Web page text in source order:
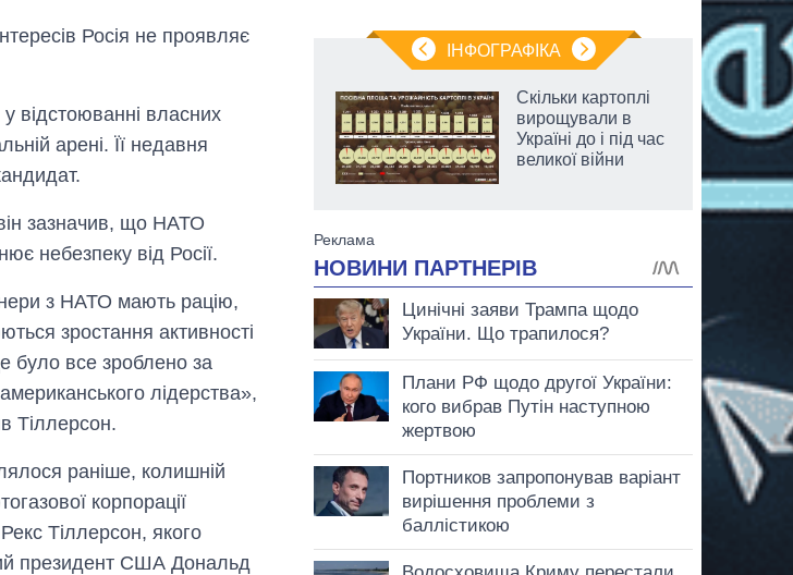
Росія не проявляє
відстоюванні власних
арені. Її недавня
зазначив, що НАТО
небезпеку від Росії.
з НАТО мають рацію,
зростання активності
було все зроблено за
американського лідерства»,
Тіллерсон.
раніше, колишній
корпорації
Тіллерсон, якого
президент США Дональд
ІНФОГРАФІКА
на холодну воду у
містах України на
початок серпня
Скільки картоплі
вирощували в
Україні до і під час
великої війни